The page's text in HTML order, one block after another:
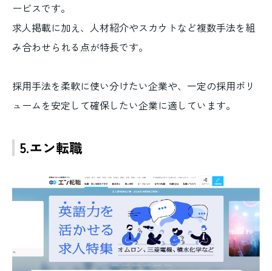
ービスです。
求人掲載に加え、人材紹介やスカウトなど複数手法を組
み合わせられる点が特長です。
採用手法を柔軟に使い分けたい企業や、一定の採用ボリ
ュームを安定して確保したい企業に適しています。
5.エン転職